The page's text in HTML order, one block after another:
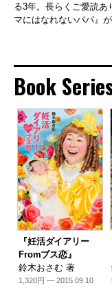
る3年。長らくご愛読あ
マにはなれないパパ』
Book
『妊活ダイアリー
Fromブス恋』
鈴木おさむ 著
1,320円 — 2015.09.10